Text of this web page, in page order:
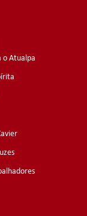
o Atualpa